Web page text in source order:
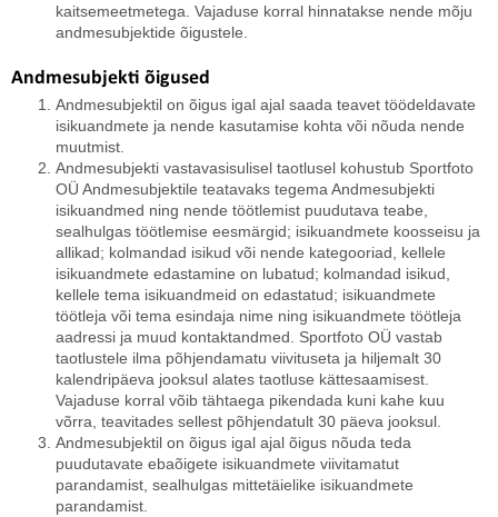
kaitsemeetmetega. Vajaduse korral hinnatakse nende mõju
andmesubjektide õigustele.
Andmesubjekti õigused
Andmesubjektil on õigus igal ajal saada teavet töödeldavate
isikuandmete ja nende kasutamise kohta või nõuda nende
muutmist.
Andmesubjekti vastavasisulisel taotlusel kohustub Sportfoto
OÜ Andmesubjektile teatavaks tegema Andmesubjekti
isikuandmed ning nende töötlemist puudutava teabe,
sealhulgas töötlemise eesmärgid; isikuandmete koosseisu ja
allikad; kolmandad isikud või nende kategooriad, kellele
isikuandmete edastamine on lubatud; kolmandad isikud,
kellele tema isikuandmeid on edastatud; isikuandmete
töötleja või tema esindaja nime ning isikuandmete töötleja
aadressi ja muud kontaktandmed. Sportfoto OÜ vastab
taotlustele ilma põhjendamatu viivituseta ja hiljemalt 30
kalendripäeva jooksul alates taotluse kättesaamisest.
Vajaduse korral võib tähtaega pikendada kuni kahe kuu
võrra, teavitades sellest põhjendatult 30 päeva jooksul.
Andmesubjektil on õigus igal ajal õigus nõuda teda
puudutavate ebaõigete isikuandmete viivitamatut
parandamist, sealhulgas mittetäielike isikuandmete
parandamist.